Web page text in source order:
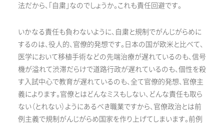
法だから、「自粛」なのでしょうか。これも責任回避です。
いかなる責任も負わないように、自粛と規制でがんじがらめに
するのは、役人的、官僚的発想です。日本の国が欧米と比べて、
医学において移植手術などの先端治療が遅れているのも、信号
機が溢れて渋滞だらけで道路行政が遅れているのも、個性を殺
す入試中心で教育が遅れているのも、全て官僚的発想、官僚主
義によります。官僚とはどんなミスもしない、どんな責任も取ら
ない（とれない）ようにあるべき職業ですから、官僚政治とは前
例主義で規制がんじがらめ国家を作り上げてしまいます。前例